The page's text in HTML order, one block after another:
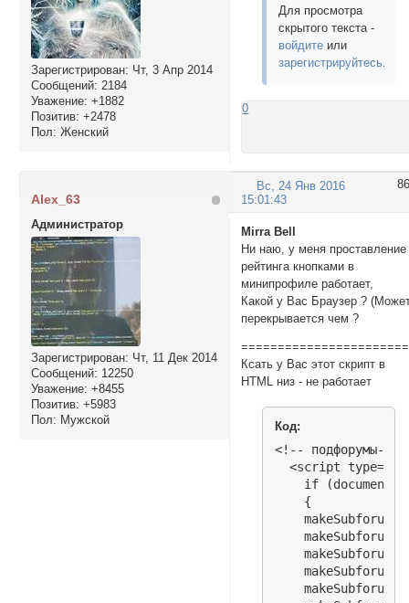
Зарегистрирован: Чт, 3 Апр 2014
Сообщений: 2184
Уважение: +1882
Позитив: +2478
Пол: Женский
Для просмотра
скрытого текста -
войдите или
зарегистрируйтесь
0
86
Вс, 24 Янв 2016
15:01:43
Alex_63
Администратор
Зарегистрирован: Чт, 11 Дек 2014
Сообщений: 12250
Уважение: +8455
Позитив: +5983
Пол: Мужской
Mirra Bell
Ни наю, у меня проставление
рейтинга кнопками в
минипрофиле работает,
Какой у Вас Браузер ?
перекрывается чем ?
Ксать у Вас этот скрипт в
HTML низ - не работает
Код:
<!-- подфорумы-->
<script
if
    {